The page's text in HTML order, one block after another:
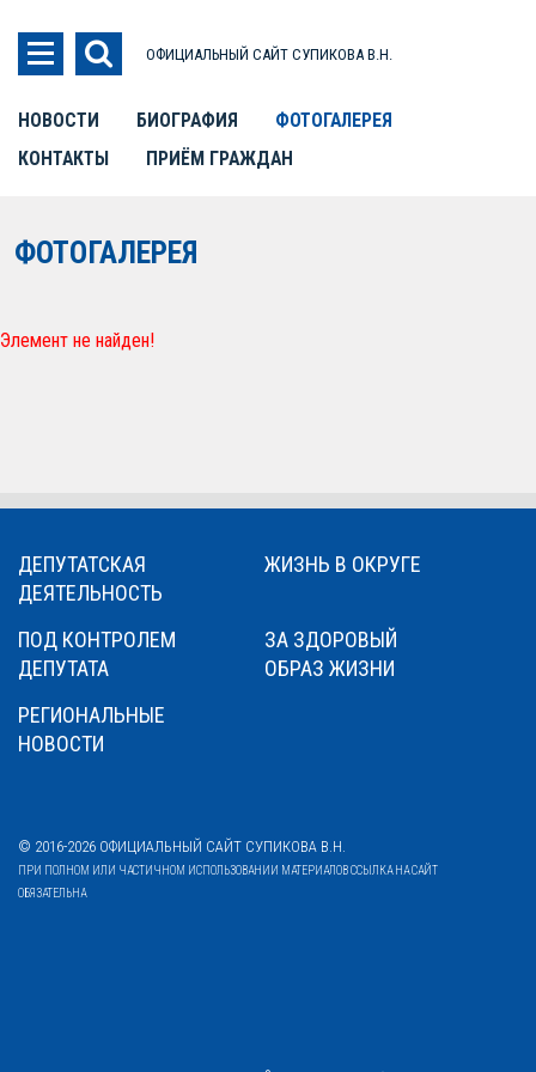
ОФИЦИАЛЬНЫЙ САЙТ СУПИКОВА В.Н.
НОВОСТИ БИОГРАФИЯ
ФОТОГАЛЕРЕЯ
КОНТАКТЫ
ПРИЁМ ГРАЖДАН
ФОТОГАЛЕРЕЯ
Элемент не найден!
ДЕПУТАТСКАЯ
ДЕЯТЕЛЬНОСТЬ
ЖИЗНЬ В ОКРУГЕ
ПОД КОНТРОЛЕМ
ДЕПУТАТА
ЗА ЗДОРОВЫЙ
ОБРАЗ ЖИЗНИ
РЕГИОНАЛЬНЫЕ
НОВОСТИ
© 2016-2026 ОФИЦИАЛЬНЫЙ САЙТ СУПИКОВА В.Н.
ПРИ ПОЛНОМ ИЛИ ЧАСТИЧНОМ ИСПОЛЬЗОВАНИИ МАТЕРИАЛОВ ССЫЛКА НА САЙТ
ОБЯЗАТЕЛЬНА